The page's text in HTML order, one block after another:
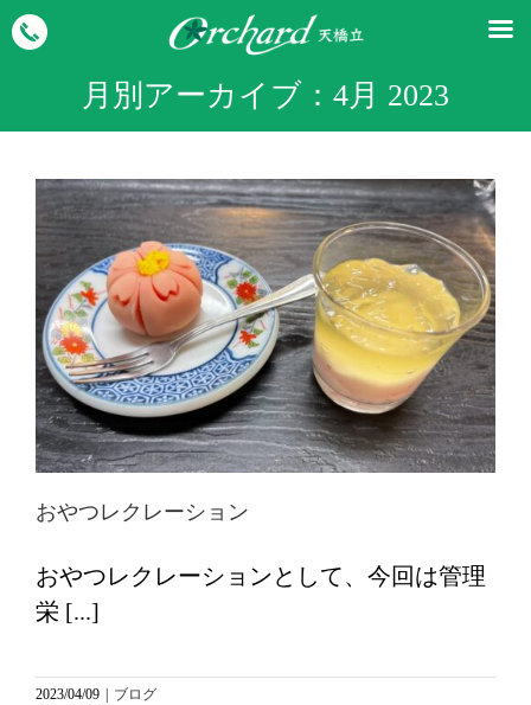
月別アーカイブ： 4月 2023
おやつレクレーション
おやつレクレーションとして、今回は管理
栄 [...]
2023/04/09 | ブログ